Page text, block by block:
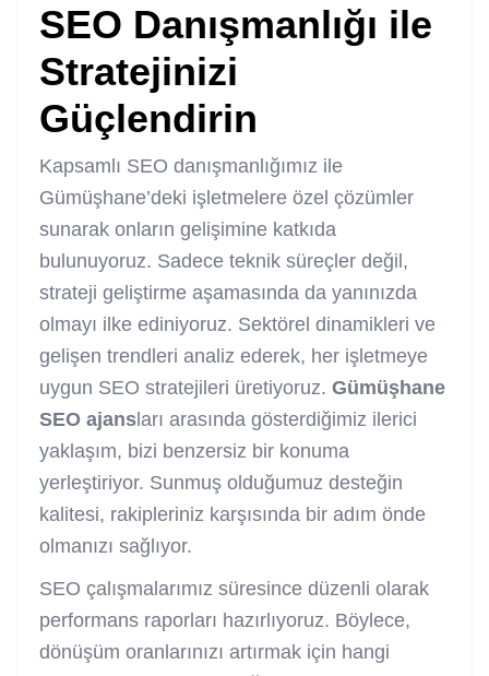
SEO Danışmanlığı ile
Stratejinizi
Güçlendirin
Kapsamlı SEO danışmanlığımız ile
Gümüşhane’deki işletmelere özel çözümler
sunarak onların gelişimine katkıda
bulunuyoruz. Sadece teknik süreçler değil,
strateji geliştirme aşamasında da yanınızda
olmayı ilke ediniyoruz. Sektörel dinamikleri ve
gelişen trendleri analiz ederek, her işletmeye
uygun SEO stratejileri üretiyoruz. Gümüşhane
SEO ajansları arasında gösterdiğimiz ilerici
yaklaşım, bizi benzersiz bir konuma
yerleştiriyor. Sunmuş olduğumuz desteğin
kalitesi, rakipleriniz karşısında bir adım önde
olmanızı sağlıyor.
SEO çalışmalarımız süresince düzenli olarak
performans raporları hazırlıyoruz. Böylece,
dönüşüm oranlarınızı artırmak için hangi